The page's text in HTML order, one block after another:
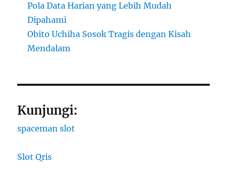
Pola Data Harian yang Lebih Mudah
Dipahami
Obito Uchiha Sosok Tragis dengan Kisah
Mendalam
Kunjungi:
spaceman slot
Slot Qris